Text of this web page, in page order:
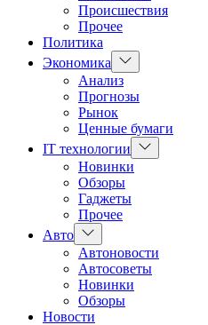
Происшествия
Прочее
Политика
Экономика
Показать
подменю
Анализ
Прогнозы
Рынок
Ценные бумаги
IT технологии
Показать
подменю
Новинки
Обзоры
Гаджеты
Прочее
Авто Показать
подменю
Автоновости
Автосоветы
Новинки
Обзоры
Новости